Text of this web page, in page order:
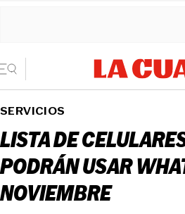
SERVICIOS
LISTA DE
PODRÁN USAR
NOVIEMBRE